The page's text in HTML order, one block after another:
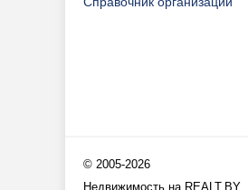
© 2005-2026
Недвижимость на REALT.BY